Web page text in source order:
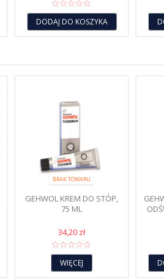
DODAJ DO KOSZYKA
BRAK TOWARU
GEHWOL KREM DO STÓP,
75 ML
34,20 zł
WIĘCEJ